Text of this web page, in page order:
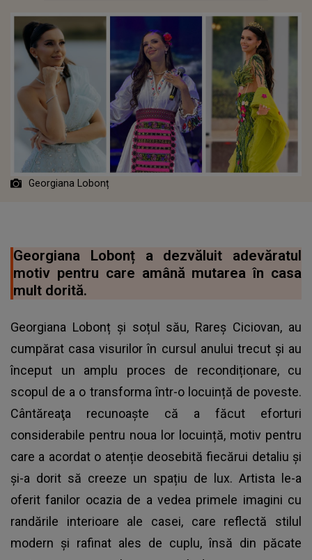
Georgiana Lobonț
Georgiana Lobonț a dezvăluit adevăratul
motiv pentru care amână mutarea în casa
mult dorită.
Georgiana Lobonț și soțul său, Rareș Ciciovan, au
cumpărat casa visurilor în cursul anului trecut și au
început un amplu proces de recondiționare, cu
scopul de a o transforma într-o locuință de poveste.
Cântăreaţa recunoaște că a făcut eforturi
considerabile pentru noua lor locuință, motiv pentru
care a acordat o atenție deosebită fiecărui detaliu și
și-a dorit să creeze un spațiu de lux. Artista le-a
oferit fanilor ocazia de a vedea primele imagini cu
randările interioare ale casei, care reflectă stilul
modern și rafinat ales de cuplu, însă din păcate